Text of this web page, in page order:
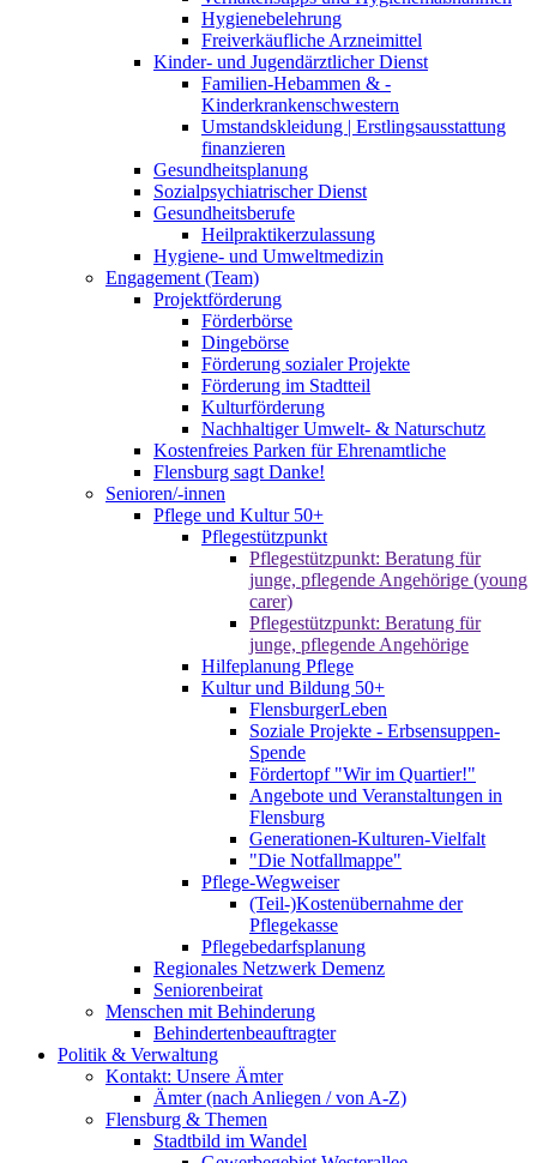
Hygienebelehrung
Freiverkäufliche Arzneimittel
Kinder- und Jugendärztlicher Dienst
Familien-Hebammen & -
Kinderkrankenschwestern
Umstandskleidung | Erstlingsausstattung
finanzieren
Gesundheitsplanung
Sozialpsychiatrischer Dienst
Gesundheitsberufe
Heilpraktikerzulassung
Hygiene- und Umweltmedizin
Engagement (Team)
Projektförderung
Förderbörse
Dingebörse
Förderung sozialer Projekte
Förderung im Stadtteil
Kulturförderung
Nachhaltiger Umwelt- & Naturschutz
Kostenfreies Parken für Ehrenamtliche
Flensburg sagt Danke!
Senioren/-innen
Pflege und Kultur 50+
Pflegestützpunkt
Pflegestützpunkt: Beratung für
junge, pflegende Angehörige (young
carer)
Pflegestützpunkt: Beratung für
junge, pflegende Angehörige
Hilfeplanung Pflege
Kultur und Bildung 50+
FlensburgerLeben
Soziale Projekte - Erbsensuppen-
Spende
Fördertopf "Wir im Quartier!"
Angebote und Veranstaltungen in
Flensburg
Generationen-Kulturen-Vielfalt
"Die Notfallmappe"
Pflege-Wegweiser
(Teil-)Kostenübernahme der
Pflegekasse
Pflegebedarfsplanung
Regionales Netzwerk Demenz
Seniorenbeirat
Menschen mit Behinderung
Behindertenbeauftragter
Politik & Verwaltung
Kontakt: Unsere Ämter
Ämter (nach Anliegen / von A-Z)
Flensburg & Themen
Stadtbild im Wandel